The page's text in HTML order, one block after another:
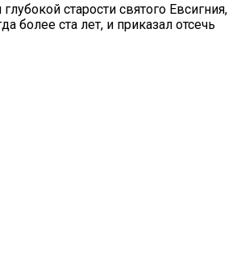
старости святого Евсигния,
более ста лет, и приказал отсечь